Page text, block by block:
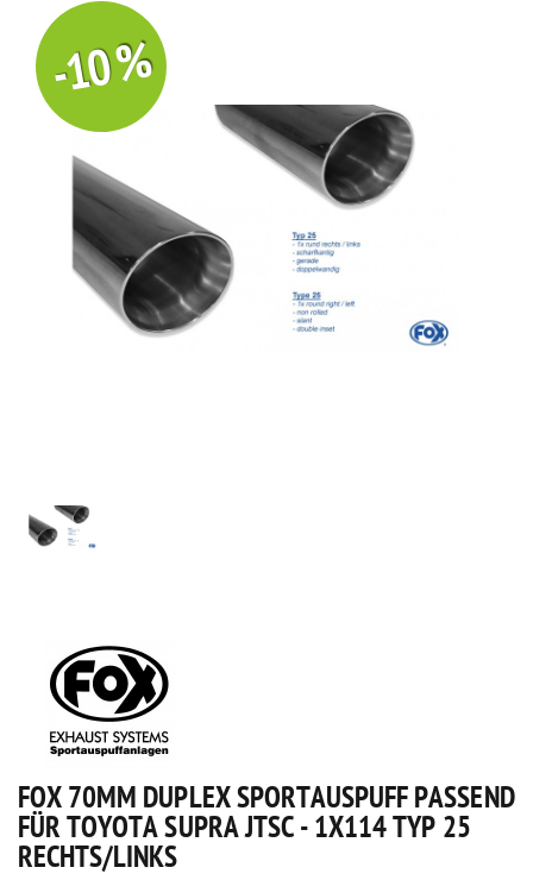
-10 %
FOX 70MM DUPLEX SPORTAUSPUFF PASSEND
FÜR TOYOTA SUPRA JTSC - 1X114 TYP 25
RECHTS/LINKS